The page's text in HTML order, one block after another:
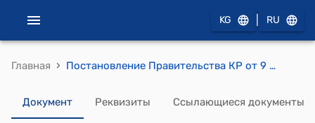
KG RU
Главная › Постановление Правительства КР от 9 марта 1999 года №137 "О проекте Закона Кыргызской Республики "О ратификации Кредитного соглашения между Правительством Кыргызской Республики и Исламским банком развития на приобретение медицинского оборудования для Национального центра кардиологии и терапии Кыргызской Республики"
Документ Реквизиты Ссылающиеся документы